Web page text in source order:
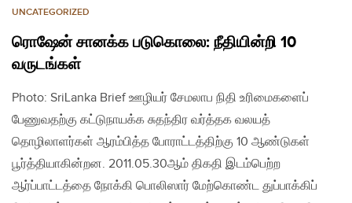
UNCATEGORIZED
ரொஷேன் சானக்க படுகொலை: நீதியின்றி 10
வருடங்கள்
Photo: SriLanka Brief ஊழியர் சேமலாப நிதி உரிமைகளைப்
பேணுவதற்கு கட்டுநாயக்க சுதந்திர வர்த்தக வலயத்
தொழிலாளர்கள் ஆரம்பித்த போராட்டத்திற்கு 10 ஆண்டுகள்
பூர்த்தியாகின்றன. 2011.05.30ஆம் திகதி இடம்பெற்ற
ஆர்ப்பாட்டத்தை நோக்கி பொலிஸார் மேற்கொண்ட துப்பாக்கிப்